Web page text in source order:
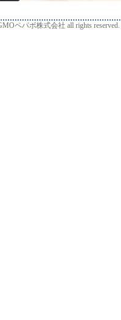
ペパボ株式会社 all rights reserved.